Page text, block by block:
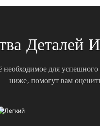
Деталей
для
ниже, помогут вам